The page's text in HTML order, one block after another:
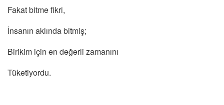
Fakat bitme fikri,
İnsanın aklında bitmiş;
Birikim için en değerli zamanını
Tüketiyordu.